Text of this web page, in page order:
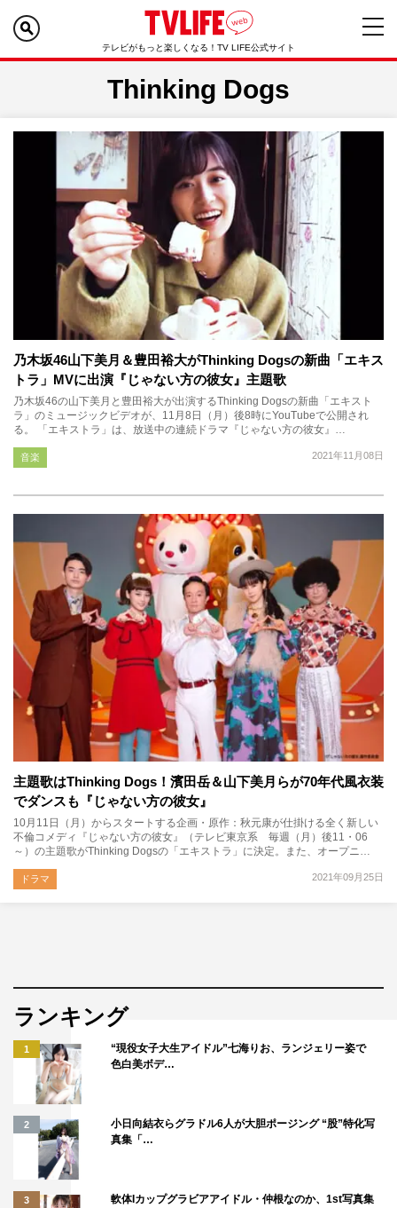
テレビがもっと楽しくなる！TV LIFE公式サイト
Thinking Dogs
乃木坂46山下美月＆豊田裕大がThinking Dogsの新曲「エキス
トラ」MVに出演『じゃない方の彼女』主題歌
乃木坂46の山下美月と豊田裕大が出演するThinking Dogsの新曲「エキスト
ラ」のミュージックビデオが、11月8日（月）後8時にYouTubeで公開され
る。 「エキストラ」は、放送中の連続ドラマ『じゃない方の彼女』…
2021年11月08日
音楽
主題歌はThinking Dogs！濱田岳＆山下美月らが70年代風衣装
でダンスも『じゃない方の彼女』
10月11日（月）からスタートする企画・原作：秋元康が仕掛ける全く新しい
不倫コメディ『じゃない方の彼女』（テレビ東京系 毎週（月）後11・06
～）の主題歌がThinking Dogsの「エキストラ」に決定。また、オープニ…
2021年09月25日
ドラマ
ランキング
1
“現役女子大生アイドル”七海りお、ランジェリー姿で
色白美ボデ…
2
小日向結衣らグラドル6人が大胆ポージング “股”特化写
真集「…
3
軟体Iカップグラビアアイドル・仲根なのか、1st写真集